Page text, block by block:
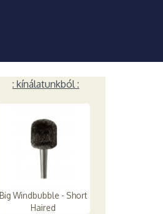
: kínálatunkból :
Big Windbubble - Short
Haired